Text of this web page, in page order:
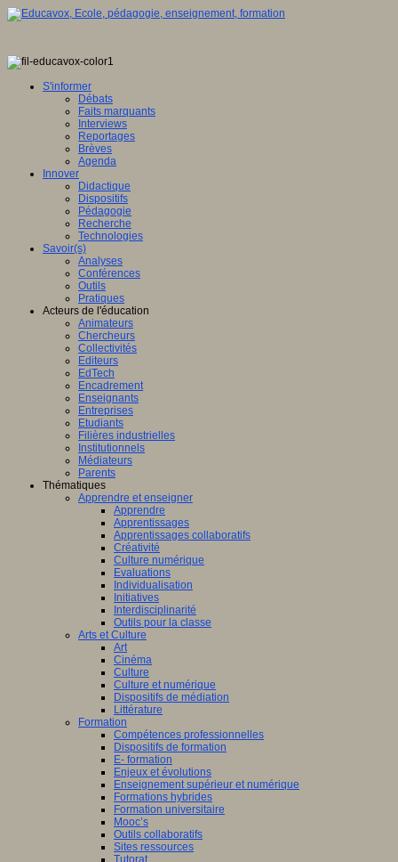
S'informer
Débats
Faits marquants
Interviews
Reportages
Brèves
Agenda
Innover
Didactique
Dispositifs
Pédagogie
Recherche
Technologies
Savoir(s)
Analyses
Conférences
Outils
Pratiques
Acteurs de l'éducation
Animateurs
Chercheurs
Collectivités
Editeurs
EdTech
Encadrement
Enseignants
Entreprises
Etudiants
Filières industrielles
Institutionnels
Médiateurs
Parents
Thématiques
Apprendre et enseigner
Apprendre
Apprentissages
Apprentissages collaboratifs
Créativité
Culture numérique
Evaluations
Individualisation
Initiatives
Interdisciplinarité
Outils pour la classe
Arts et Culture
Art
Cinéma
Culture
Culture et numérique
Dispositifs de médiation
Littérature
Formation
Compétences professionnelles
Dispositifs de formation
E- formation
Enjeux et évolutions
Enseignement supérieur et numérique
Formations hybrides
Formation universitaire
Mooc’s
Outils collaboratifs
Sites ressources
Tutorat